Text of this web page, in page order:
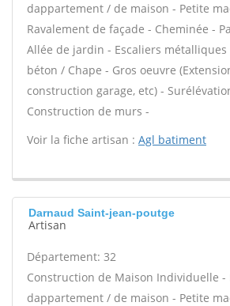
dappartement / de maison - Petite
Ravalement de façade - Cheminée -
Allée de jardin - Escaliers métalliques
béton / Chape - Gros oeuvre
construction garage, etc) -
Construction de murs -
Voir la fiche artisan : Agl batiment
Darnaud Saint-jean-poutge
Artisan
Département: 32
Construction de Maison Individuelle -
dappartement / de maison - Petite